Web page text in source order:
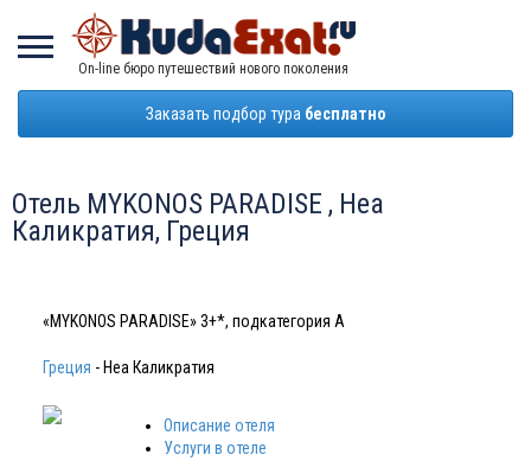
On-line бюро путешествий нового поколения
Заказать подбор тура бесплатно
Отель MYKONOS PARADISE , Неа
Каликратия, Греция
«MYKONOS PARADISE» 3+*, подкатегория А
Греция - Неа Каликратия
Описание отеля
Услуги в отеле